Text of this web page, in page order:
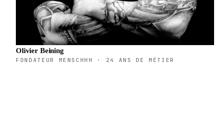
Olivier Beining
FONDATEUR MENSCHHH · 24 ANS DE MÉTIER